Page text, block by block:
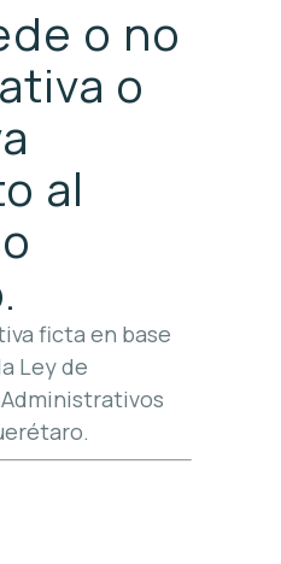
o no
o
al
ficta en base
Ley de